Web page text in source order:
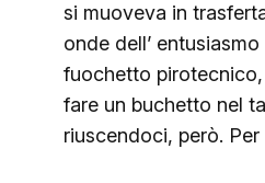
si muoveva in
onde dell’
fuochetto
fare un buchetto nel
riuscendoci, però.